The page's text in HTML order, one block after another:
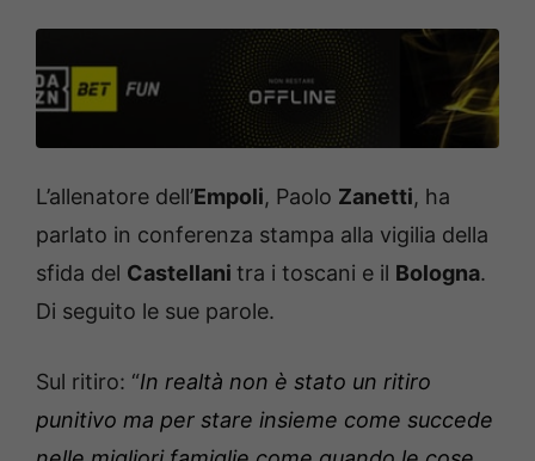
L’allenatore dell’Empoli, Paolo Zanetti, ha
parlato in conferenza stampa alla vigilia della
sfida del Castellani tra i toscani e il Bologna.
Di seguito le sue parole.
Sul ritiro: “In realtà non è stato un ritiro
punitivo ma per stare insieme come succede